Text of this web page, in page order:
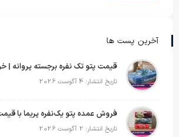
آخرین پست ها
تاریخ انتشار: 4 آگوست 2026
تاریخ انتشار: 2 آگوست 2026